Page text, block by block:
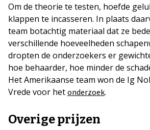
Om de theorie te testen, hoefde
klappen te incasseren. In plaats
team botachtig materiaal dat ze
verschillende hoeveelheden
dropten de onderzoekers er
hoe behaarder, hoe minder de
Het Amerikaanse team won de Ig
Vrede voor het onderzoek.
Overige prijzen